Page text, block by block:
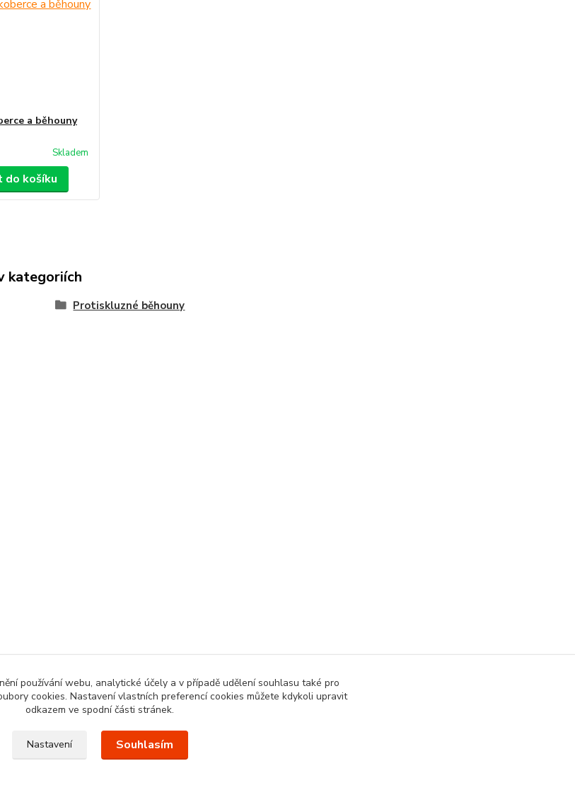
a běhouny
Skladem
do košíku
kategoriích
Protiskluzné běhouny
používání webu, analytické účely a v případě udělení souhlasu také pro
cookies. Nastavení vlastních preferencí cookies můžete kdykoli upravit
odkazem ve spodní části stránek.
Nastavení Souhlasím